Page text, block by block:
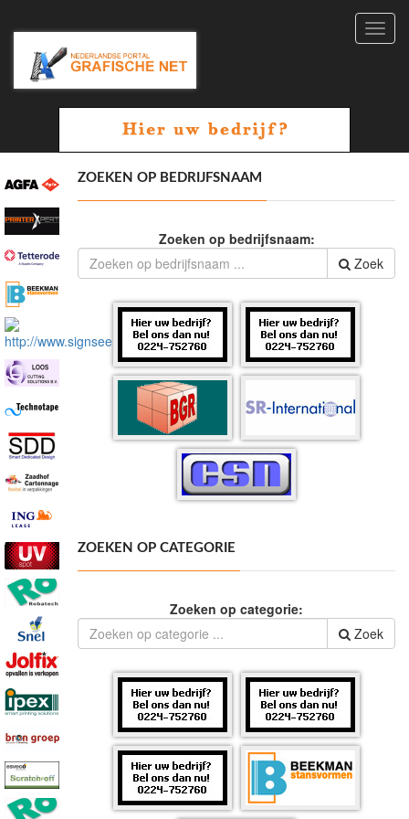
ZOEKEN OP BEDRIJFSNAAM
Zoeken op bedrijfsnaam:
Zoek
ZOEKEN OP CATEGORIE
Zoeken op categorie:
Zoek